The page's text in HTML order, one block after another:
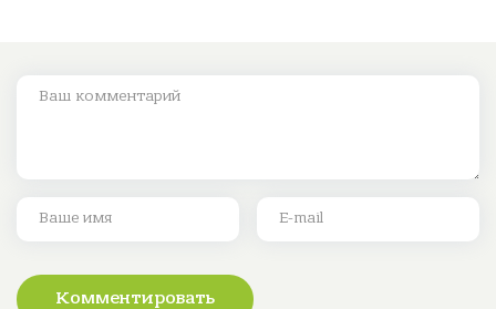
Комментировать